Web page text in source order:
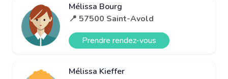
Mélissa Bourg
📍 57500 Saint-Avold
Prendre rendez-vous
Mélissa Kieffer